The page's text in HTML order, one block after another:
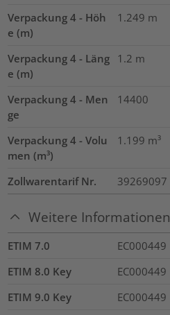
Verpackung 4 - Höh
e (m)
1.249 m
Verpackung 4 - Läng
e (m)
1.2 m
Verpackung 4 - Men
ge
14400
Verpackung 4 - Volu
men (m³)
1.199 m³
Zollwarentarif Nr. 39269097
Weitere Informationen
ETIM 7.0
EC000449
ETIM 8.0 Key
EC000449
ETIM 9.0 Key
EC000449